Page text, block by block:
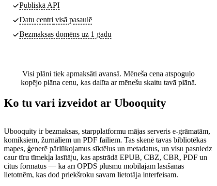
Publiskā API
Datu centri visā pasaulē
Bezmaksas domēns uz 1 gadu
Visi plāni tiek apmaksāti avansā. Mēneša cena atspoguļo
kopējo plāna cenu, kas dalīta ar mēnešu skaitu tavā plānā.
Ko tu vari izveidot ar Ubooquity
Ubooquity ir bezmaksas, starpplatformu mājas serveris e-grāmatām,
komiksiem, žurnāliem un PDF failiem. Tas skenē tavas bibliotēkas
mapes, ģenerē pārlūkojamus sīktēlus un metadatus, un visu pasniedz
caur tīru tīmekļa lasītāju, kas apstrādā EPUB, CBZ, CBR, PDF un
citus formātus — kā arī OPDS plūsmu mobilajām lasīšanas
lietotnēm, kas dod priekšroku savam lietotāja interfeisam.